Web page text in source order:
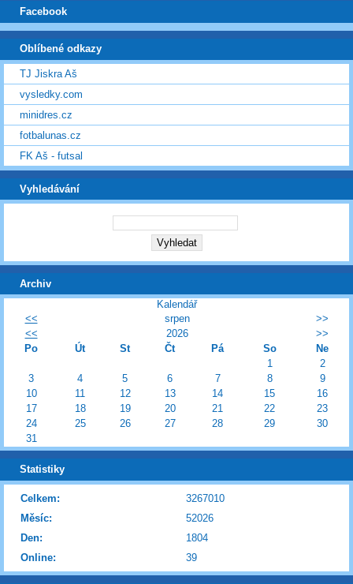
Facebook
Oblíbené odkazy
TJ Jiskra Aš
vysledky.com
minidres.cz
fotbalunas.cz
FK Aš - futsal
Vyhledávání
Archiv
Kalendář
<<
srpen
>>
<<
2026
>>
Po
Út St Čt Pá So
Ne
1
2
3
4 5 6 7 8
9
10
11 12 13 14 15
16
17
18 19 20 21 22
23
24
25 26 27 28 29
30
31
Statistiky
Online: 39
Celkem:
3267010
Měsíc:
52026
Den:
1804